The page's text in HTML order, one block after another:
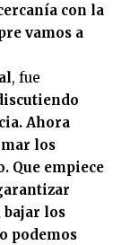
con la
vamos a
, fue
Ahora
los
Que empiece
los
podemos